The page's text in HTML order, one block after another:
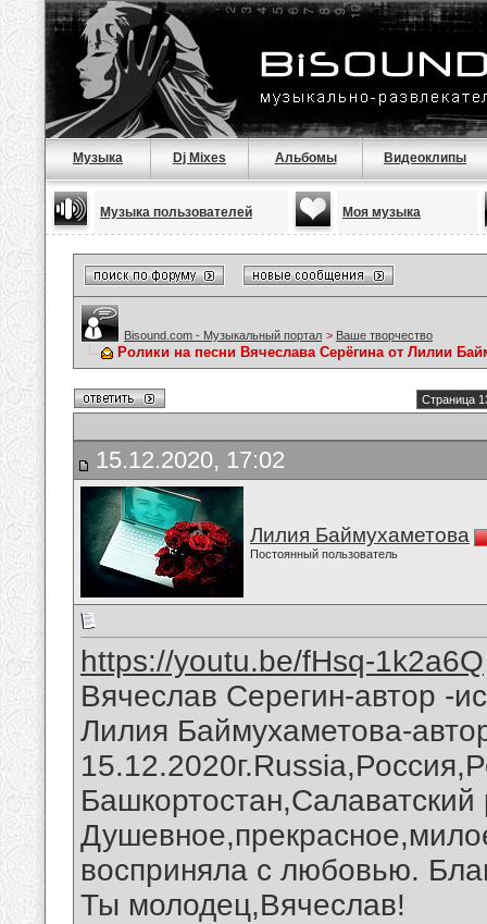
Музыка Dj Mixes Альбомы Видеоклипы
Музыка пользователей Моя музыка
Bisound.com - Музыкальный портал > Ваше творчество
Ролики на песни Вячеслава Серёгина от Лилии
Страница
15.12.2020, 17:02
Лилия Баймухаметова
Постоянный пользователь
https://youtu.be/fHsq-1k2a6Q
Вячеслав Серегин-автор -
Лилия Баймухаметова-
восприняла с любовью.
Ты молодец,Вячеслав!